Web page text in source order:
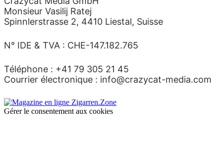
Monsieur Vasilij Ratej
Spinnlerstrasse 2, 4410 Liestal, Suisse
N° IDE & TVA : CHE-147.182.765
Téléphone : +41 79 305 21 45
Courrier électronique : info@crazycat-media.com
Gérer le consentement aux cookies